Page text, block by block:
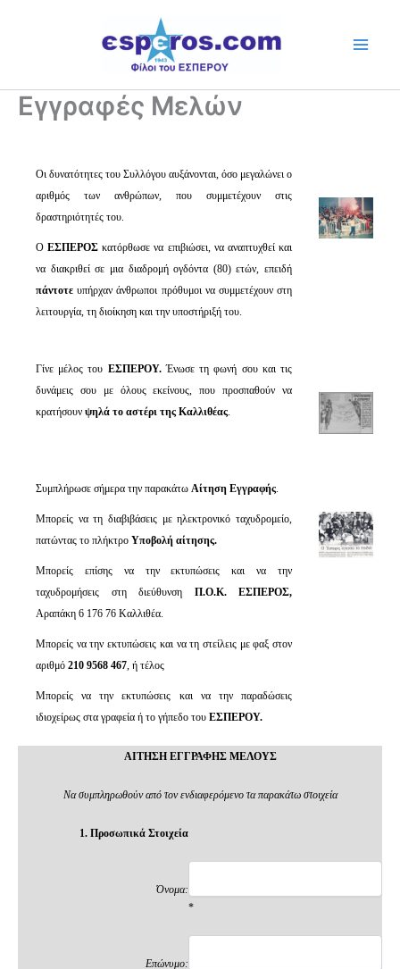
Εγγραφές Μελών
Οι δυνατότητες του Συλλόγου αυξάνονται, όσο μεγαλώνει ο
αριθμός των ανθρώπων, που συμμετέχουν στις
δραστηριότητές του.
ΟΕΣΠΕΡΟΣ κατόρθωσε να επιβιώσει, να αναπτυχθεί και
να διακριθεί σε μια διαδρομή ογδόντα (80) ετών, επειδή
πάντοτε υπήρχαν άνθρωποι πρόθυμοι να συμμετέχουν στη
λειτουργία, τη διοίκηση και την υποστήριξή του.
Γίνε μέλος του ΕΣΠΕΡΟΥ.Ένωσε τη φωνή σου και τις
δυνάμεις σου με όλους εκείνους, που προσπαθούν να
κρατήσουν ψηλά το αστέρι της Καλλιθέας.
Συμπλήρωσε σήμερα την παρακάτω Αίτηση Εγγραφής.
Μπορείς να τη διαβιβάσεις με ηλεκτρονικό ταχυδρομείο,
πατώντας το πλήκτρο Υποβολή αίτησης.
Μπορείς επίσης να την εκτυπώσεις και να την
ταχυδρομήσεις στη διεύθυνση Π.Ο.Κ. ΕΣΠΕΡΟΣ,
Αραπάκη 6 176 76 Καλλιθέα.
Μπορείς να την εκτυπώσεις και να τη στείλεις με φαξ στον
αριθμό 210 9568 467, ή τέλος
Μπορείς να την εκτυπώσεις και να την παραδώσεις
ιδιοχείρως στα γραφεία ή το γήπεδο του ΕΣΠΕΡΟΥ.
ΑΙΤΗΣΗ ΕΓΓΡΑΦΗΣ ΜΕΛΟΥΣ
Να συμπληρωθούν από τον ενδιαφερόμενο τα παρακάτω στοιχεία
1. Προσωπικά Στοιχεία
Όνομα:
*
Επώνυμο: